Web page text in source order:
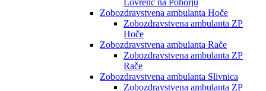
Lovrenc na Pohorju
Zobozdravstvena ambulanta Hoče
Zobozdravstvena ambulanta ZP
Hoče
Zobozdravstvena ambulanta Rače
Zobozdravstvena ambulanta ZP
Rače
Zobozdravstvena ambulanta Slivnica
Zobozdravstvena ambulanta ZP